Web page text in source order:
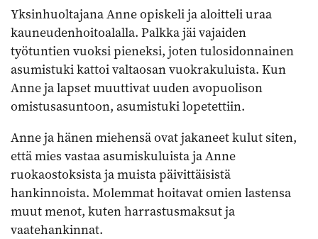
Yksinhuoltajana Anne opiskeli ja aloitteli uraa
kauneudenhoitoalalla. Palkka jäi vajaiden
työtuntien vuoksi pieneksi, joten tulosidonnainen
asumistuki kattoi valtaosan vuokrakuluista. Kun
Anne ja lapset muuttivat uuden avopuolison
omistusasuntoon, asumistuki lopetettiin.
Anne ja hänen miehensä ovat jakaneet kulut siten,
että mies vastaa asumiskuluista ja Anne
ruokaostoksista ja muista päivittäisistä
hankinnoista. Molemmat hoitavat omien lastensa
muut menot, kuten harrastusmaksut ja
vaatehankinnat.